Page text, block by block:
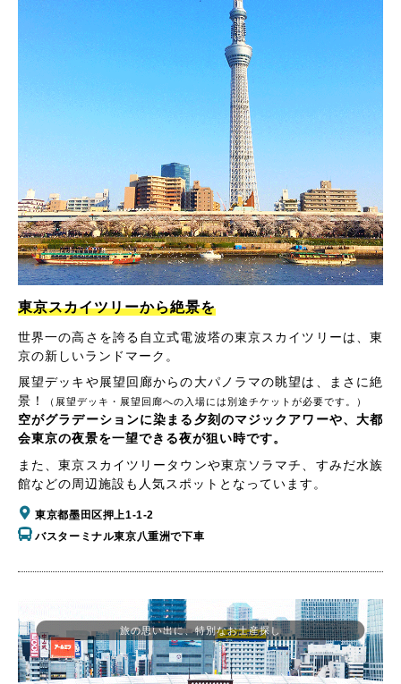
東京スカイツリーから絶景を
世界一の高さを誇る自立式電波塔の東京スカイツリーは、東
京の新しいランドマーク。
展望デッキや展望回廊からの大パノラマの眺望は、まさに絶
景！
（展望デッキ・展望回廊への入場には別途チケットが必要です。）
空がグラデーションに染まる夕刻のマジックアワーや、大都
会東京の夜景を一望できる夜が狙い時です。
また、東京スカイツリータウンや東京ソラマチ、すみだ水族
館などの周辺施設も人気スポットとなっています。
東京都墨田区押上1-1-2
バスターミナル東京八重洲で下車
旅の思い出に、特別なお土産探し